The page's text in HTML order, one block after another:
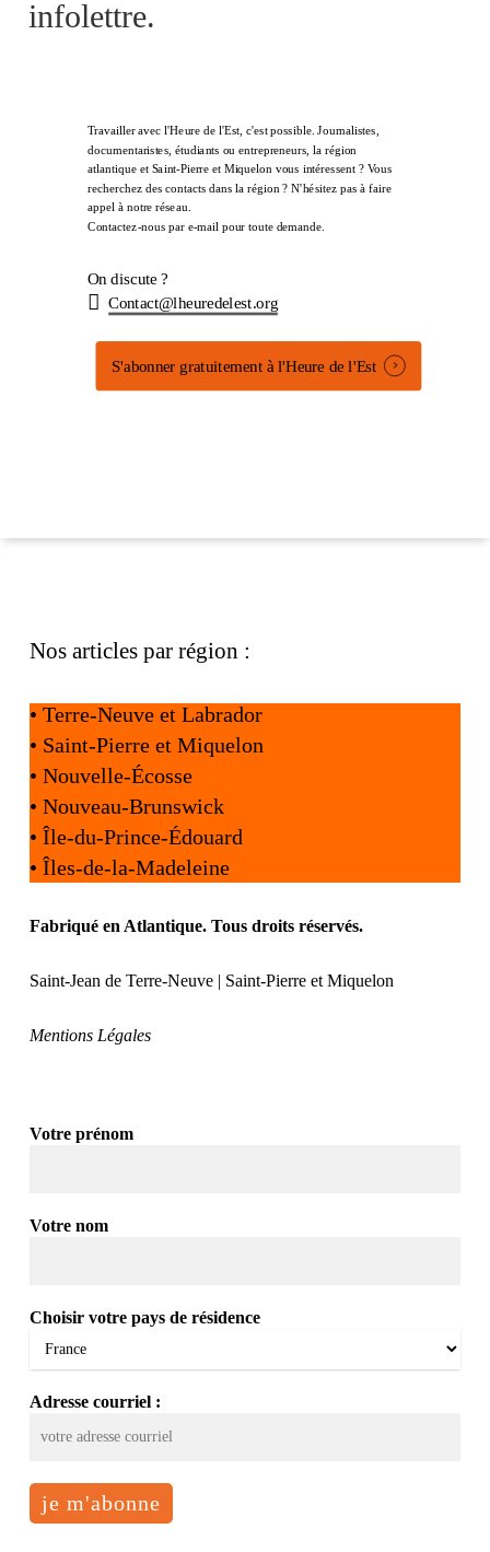
infolettre.
Travailler avec l'Heure de l'Est, c'est possible. Journalistes,
documentaristes, étudiants ou entrepreneurs, la région
atlantique et Saint-Pierre et Miquelon vous intéressent ? Vous
recherchez des contacts dans la région ? N'hésitez pas à faire
appel à notre réseau.
Contactez-nous par e-mail pour toute demande.
On discute ?
Contact@lheuredelest.org
S'abonner gratuitement à l'Heure de l'Est
Nos articles par région :
• Terre-Neuve et Labrador
• Saint-Pierre et Miquelon
• Nouvelle-Écosse
• Nouveau-Brunswick
• Île-du-Prince-Édouard
• Îles-de-la-Madeleine
Fabriqué en Atlantique. Tous droits réservés.
Saint-Jean de Terre-Neuve | Saint-Pierre et Miquelon
Mentions Légales
Votre prénom
Votre nom
Choisir votre pays de résidence
Adresse courriel :